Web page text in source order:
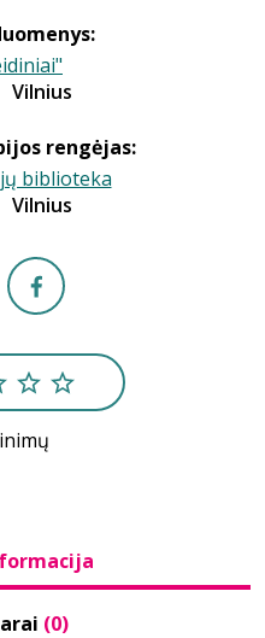
Vilnius
rengėjas:
biblioteka
Vilnius
(0)